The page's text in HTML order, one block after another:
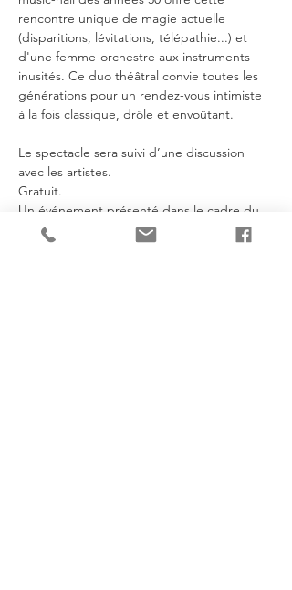
rencontre unique de magie actuelle
(disparitions, lévitations, télépathie...) et
d'une femme-orchestre aux instruments
inusités. Ce duo théâtral convie toutes les
générations pour un rendez-vous intimiste
Le spectacle sera suivi d’une discussion
avec les artistes.
Gratuit.
Un événement présenté dans le cadre du
CAM en tournée
https://montreal.ca/evenements/un-recital-